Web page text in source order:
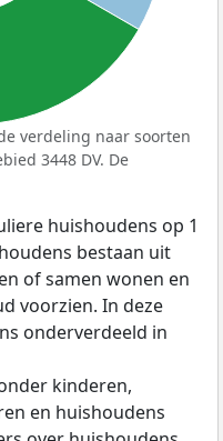
verdeling naar soorten
3448 DV. De
huishoudens op 1
bestaan uit
of samen wonen en
voorzien. In deze
onderverdeeld in
kinderen,
en huishoudens